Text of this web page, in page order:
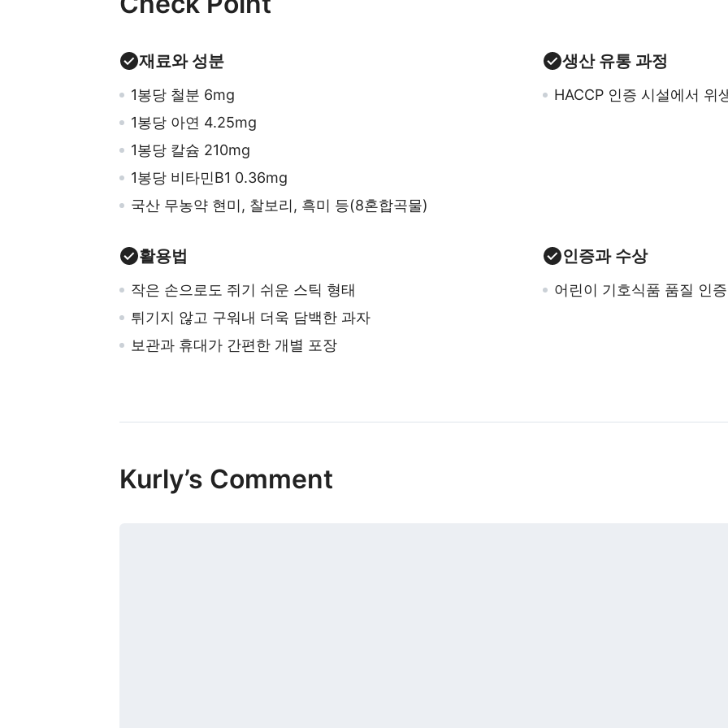
재료와 성분
1봉당 철분 6mg
1봉당 아연 4.25mg
1봉당 칼슘 210mg
1봉당 비타민B1 0.36mg
국산 무농약 현미, 찰보리, 흑미 등(8혼합곡물)
생산 유통 과정
HACCP 인증 시설에서 위
활용법
작은 손으로도 쥐기 쉬운 스틱 형태
튀기지 않고 구워내 더욱 담백한 과자
보관과 휴대가 간편한 개별 포장
인증과 수상
어린이 기호식품 품질 인증
Kurly’s Comment